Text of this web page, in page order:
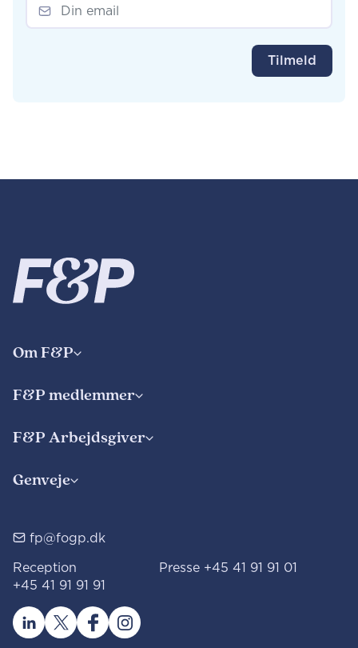
Tilmeld
fp@fogp.dk
Reception
+45 41 91 91 91
Presse +45 41 91 91 01
Om F&P
F&P medlemmer
F&P Arbejdsgiver
Genveje